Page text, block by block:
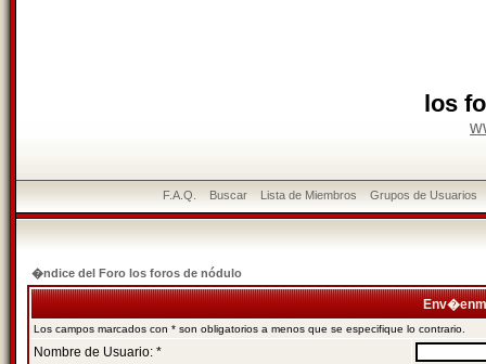
los
F.A.Q. Buscar Lista de Miembros Grupos de Usuarios
�ndice del Foro los foros de nódulo
Los campos marcados con * son obligatorios a menos que se especifique lo contrario.
Nombre de Usuario: *